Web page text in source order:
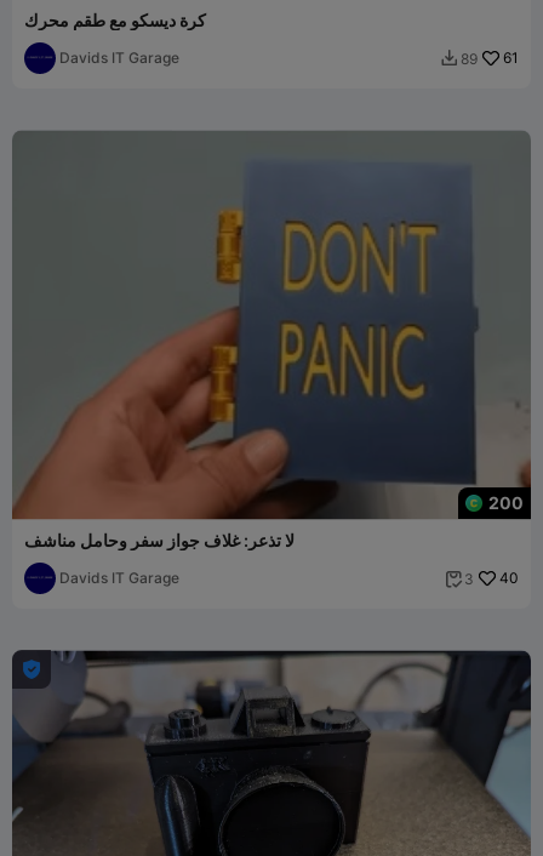
كرة ديسكو مع طقم محرك
Davids IT Garage  89 61
200
لا تذعر: غلاف جواز سفر وحامل مناشف
Davids IT Garage  3 40
